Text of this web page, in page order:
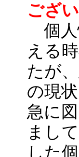
ござ
個人
える
たが
の現
急に
まし
した